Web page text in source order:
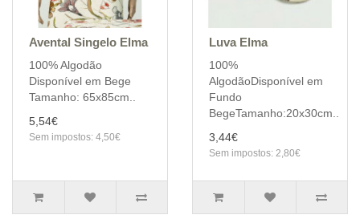
Avental Singelo Elma
100% Algodão
Disponível em Bege
Tamanho: 65x85cm..
5,54€
Sem impostos: 4,50€
Luva Elma
100%
AlgodãoDisponível em
Fundo
BegeTamanho:20x30cm..
3,44€
Sem impostos: 2,80€